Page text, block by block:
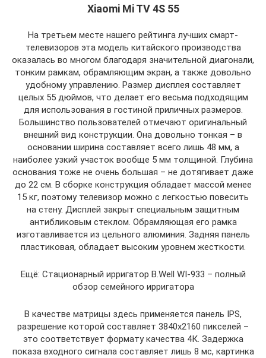
Xiaomi Mi TV 4S 55
На третьем месте нашего рейтинга лучших смарт-
телевизоров эта модель китайского производства
оказалась во многом благодаря значительной диагонали,
тонким рамкам, обрамляющим экран, а также довольно
удобному управлению. Размер дисплея составляет
целых 55 дюймов, что делает его весьма подходящим
для использования в гостиной приличных размеров.
Большинство пользователей отмечают оригинальный
внешний вид конструкции. Она довольно тонкая – в
основании ширина составляет всего лишь 48 мм, а
наиболее узкий участок вообще 5 мм толщиной. Глубина
основания тоже не очень большая – не дотягивает даже
до 22 см. В сборке конструкция обладает массой менее
15 кг, поэтому телевизор можно с легкостью повесить
на стену. Дисплей закрыт специальным защитным
антибликовым стеклом. Обрамляющая его рамка
изготавливается из цельного алюминия. Задняя панель
пластиковая, обладает высоким уровнем жесткости.
Ещё: Стационарный ирригатор B.Well WI-933 – полный
обзор семейного ирригатора
В качестве матрицы здесь применяется панель IPS,
разрешение которой составляет 3840х2160 пикселей –
это соответствует формату качества 4К. Задержка
показа входного сигнала составляет лишь 8 мс, картинка